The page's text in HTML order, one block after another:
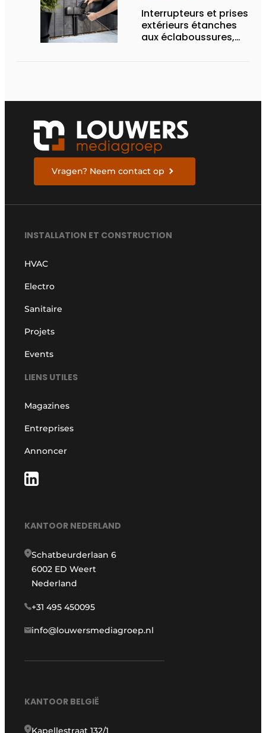
Interrupteurs et prises
extérieurs étanches
aux éclaboussures,
Vragen? Neem contact op
INSTALLATION ET CONSTRUCTION
HVAC
Electro
Sanitaire
Projets
Events
LIENS UTILES
Magazines
Entreprises
Annoncer
KANTOOR NEDERLAND
Schatbeurderlaan 6
6002 ED Weert
Nederland
+31 495 450095
info@louwersmediagroep.nl
KANTOOR BELGIË
Kapellestraat 132/1